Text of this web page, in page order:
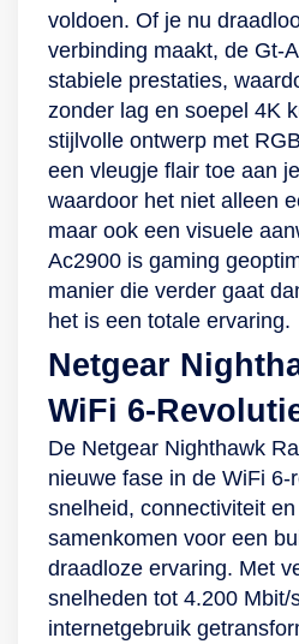
voldoen. Of je nu
verbinding maakt, de Gt-
stabiele prestaties,
zonder lag en soepel 4K
stijlvolle ontwerp met
een vleugje flair toe aan
waardoor het niet alleen
maar ook een visuele
Ac2900 is gaming
manier die verder gaat
het is een totale ervaring.
Netgear
WiFi 6-
De Netgear Nighthawk
nieuwe fase in de WiFi 6-
snelheid, connectiviteit
samenkomen voor een
draadloze ervaring. Met
snelheden tot 4.200 Mbit/
internetgebruik